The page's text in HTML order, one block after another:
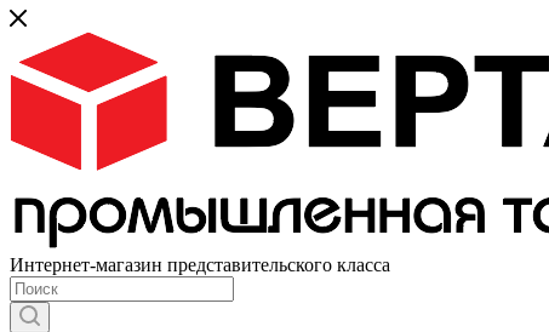
Интернет-магазин представительского класса